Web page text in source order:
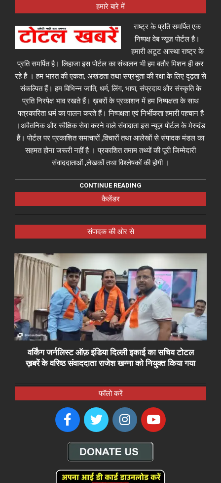
हमारे बारे में
राष्ट्र के प्रति समर्पित एक
निष्पक्ष वेब न्यूज़ पोर्टल है।
हमारी अटूट आस्था राष्ट्र के
प्रति समर्पित है। लिहाजा इस पोर्टल का संचालन भी हम बतौर मिशन ही कर
रहे हैं । हम भारत की एकता, अखंडता तथा संप्रभुता की रक्षा के लिए दृढ़ता से
संकल्पित हैं। हम विभिन्न जाति, धर्म, लिंग, भाषा, संप्रदाय और संस्कृति के
प्रति निरपेक्ष भाव रखते हैं। ख़बरों के प्रकाशन में हम निष्पक्षता के साथ
पत्रकारिता धर्म का पालन करते हैं। निष्पक्षता एवं निर्भीकता हमारी पहचान है
।अवैतनिक और स्वैक्षिक सेवा करने वाले संवादाता इस न्यूज़ पोर्टल के मेरुदंड
हैं। पोर्टल पर प्रकाशित समाचारों ,विचारों तथा आलेखों से संपादक मंडल का
सहमत होना जरूरी नहीं है । प्रकाशित तमाम तथ्यों की पूरी जिम्मेदारी
संवाददाताओं ,लेखकों तथा विश्लेषकों की होगी ।
CONTINUE READING
कैलेंडर
संपादक की ओर से
वर्किंग जर्नलिस्ट ऑफ़ इंडिया दिल्ली इकाई का सचिव टोटल
ख़बरें के वरिष्ठ संवाददाता राजेश खन्ना को नियुक्त किया गया
फॉलो करें